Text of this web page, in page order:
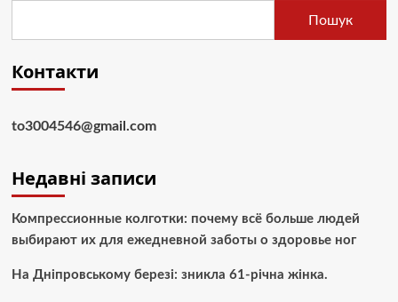
Пошук
Контакти
to3004546@gmail.com
Недавні записи
Компрессионные колготки: почему всё больше людей
выбирают их для ежедневной заботы о здоровье ног
На Дніпровському березі: зникла 61-річна жінка.